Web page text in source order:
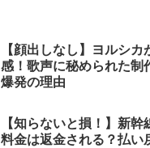
【顔出しなし】ヨルシカ
感！歌声に秘められた制
爆発の理由
【知らないと損！】新幹
料金は返金される？払い